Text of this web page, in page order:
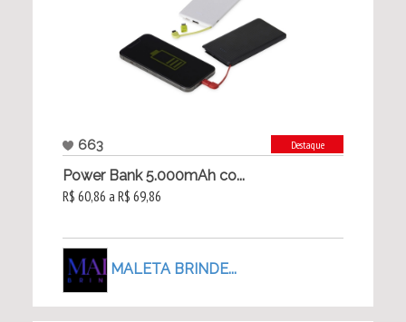
663 Destaque
Power Bank 5.000mAh co...
R$ 60,86 a R$ 69,86
MALETA BRINDE...